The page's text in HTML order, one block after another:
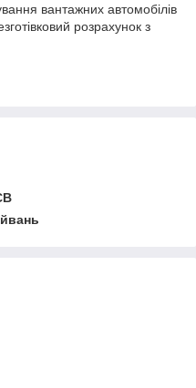
вантажних автомобілів
розрахунок з